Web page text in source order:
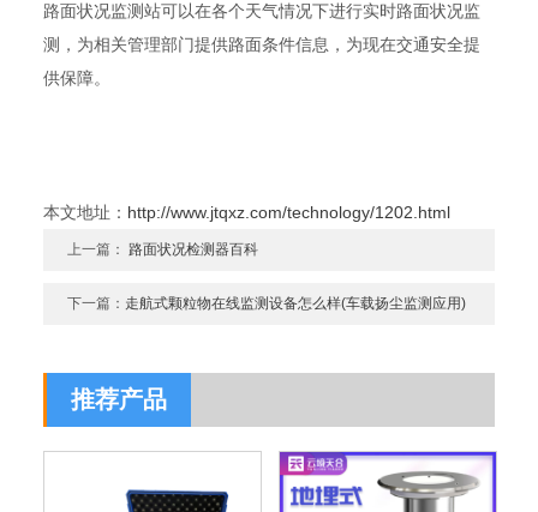
路面状况监测站可以在各个天气情况下进行实时路面状况监
测，为相关管理部门提供路面条件信息，为现在交通安全提
供保障。
本文地址： http://www.jtqxz.com/technology/1202.html
上一篇：路面状况检测器百科
下一篇： 走航式颗粒物在线监测设备怎么样(车载扬尘监测应用)
推荐产品